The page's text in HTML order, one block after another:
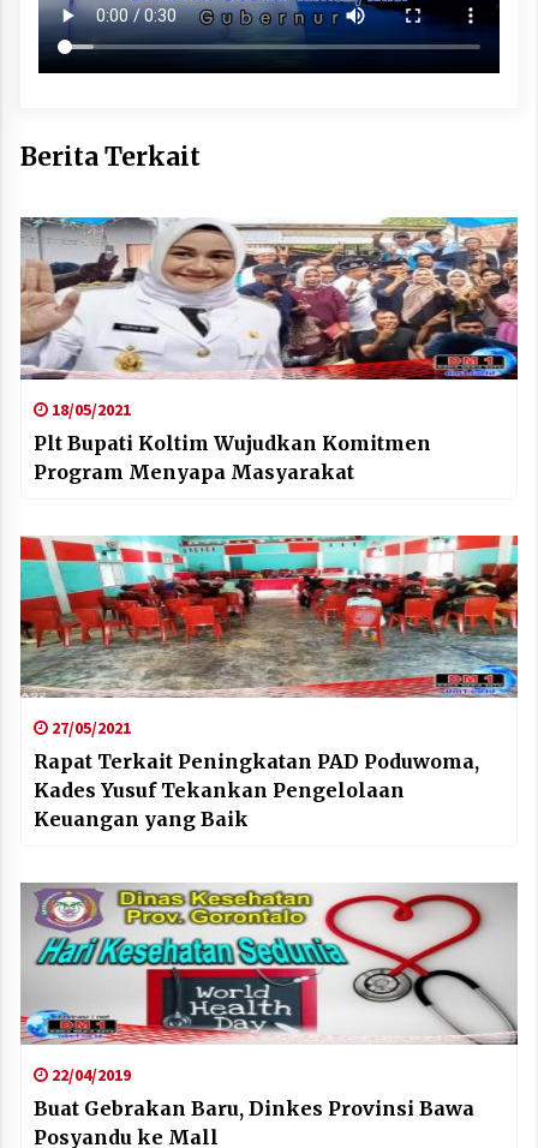
Berita Terkait
18/05/2021
Plt Bupati Koltim Wujudkan Komitmen
Program Menyapa Masyarakat
27/05/2021
Rapat Terkait Peningkatan PAD Poduwoma,
Kades Yusuf Tekankan Pengelolaan
Keuangan yang Baik
22/04/2019
Buat Gebrakan Baru, Dinkes Provinsi Bawa
Posyandu ke Mall